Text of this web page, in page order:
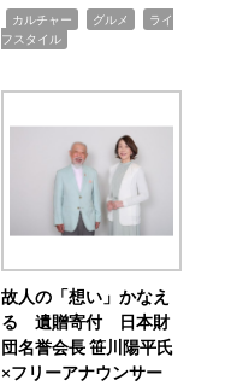
カルチャー グルメ
ライ
フスタイル
故人の「想い」かなえ
る 遺贈寄付 日本財
団名誉会長 笹川陽平氏
×フリーアナウンサー